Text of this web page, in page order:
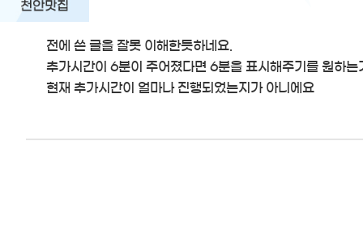
전에 쓴 글을 잘못 이해한듯하네요.
추가시간이 6분이 주어졌다면 6분을 표시해주기를 원하는
현재 추가시간이 얼마나 진행되었는지가 아니에요